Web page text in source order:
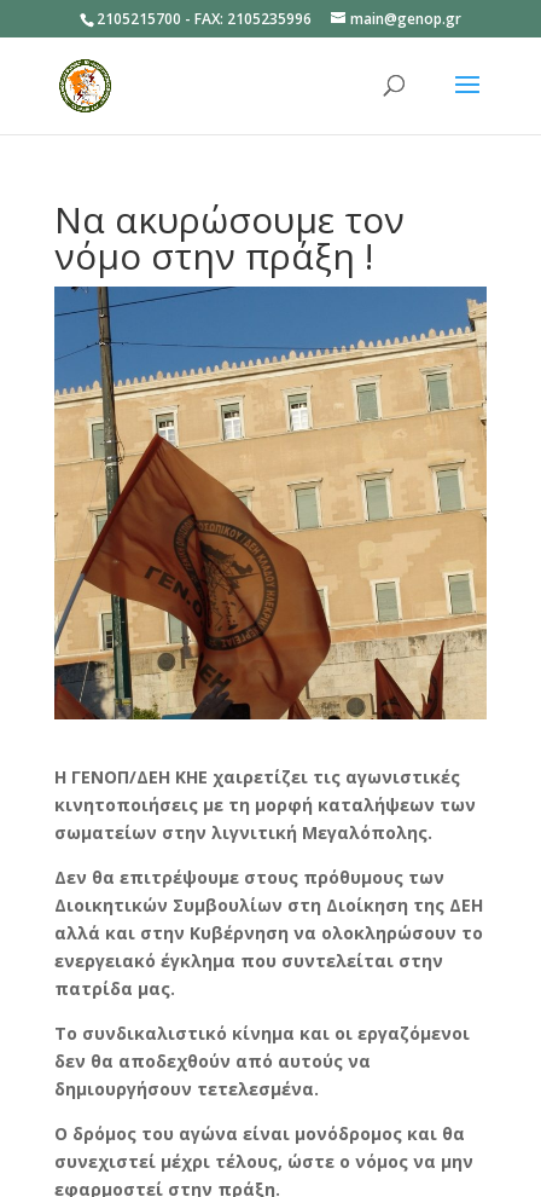
2105215700 - FAX: 2105235996 main@genop.gr
Να ακυρώσουμε τον
νόμο στην πράξη !
Η ΓΕΝΟΠ/ΔΕΗ ΚΗΕ χαιρετίζει τις αγωνιστικές
κινητοποιήσεις με τη μορφή καταλήψεων των
σωματείων στην λιγνιτική Μεγαλόπολης.
Δεν θα επιτρέψουμε στους πρόθυμους των
Διοικητικών Συμβουλίων στη Διοίκηση της ΔΕΗ
αλλά και στην Κυβέρνηση να ολοκληρώσουν το
ενεργειακό έγκλημα που συντελείται στην
πατρίδα μας.
Το συνδικαλιστικό κίνημα και οι εργαζόμενοι
δεν θα αποδεχθούν από αυτούς να
δημιουργήσουν τετελεσμένα.
Ο δρόμος του αγώνα είναι μονόδρομος και θα
συνεχιστεί μέχρι τέλους, ώστε ο νόμος να μην
εφαρμοστεί στην πράξη.